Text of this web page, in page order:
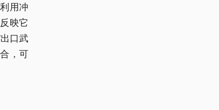
用冲
映它
口武
，可